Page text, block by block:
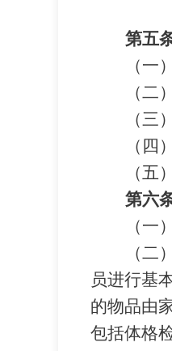
第五
（一
（二
（三
（四
（五
第六
（一
（二
员进行基
的物品由
包括体格